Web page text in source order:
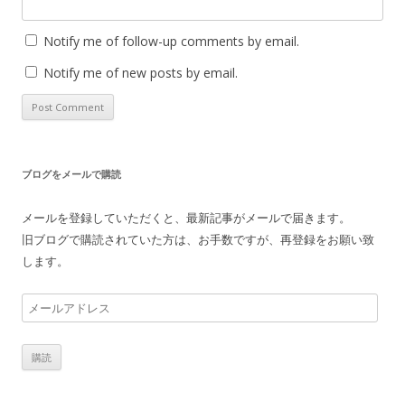
Notify me of follow-up comments by email.
Notify me of new posts by email.
ブログをメールで購読
メールを登録していただくと、最新記事がメールで届きます。
旧ブログで購読されていた方は、お手数ですが、再登録をお願い致
します。
メ
ー
ル
ア